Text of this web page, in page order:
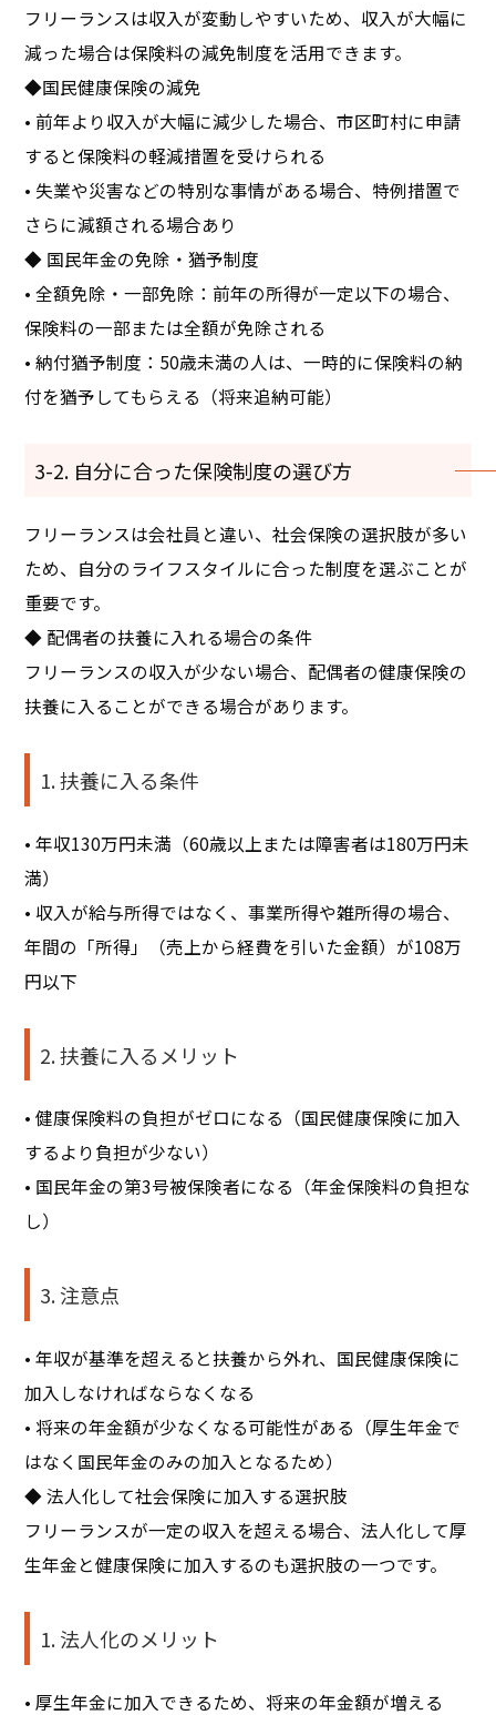
フリーランスは収入が変動しやすいため、収入が大幅に
減った場合は保険料の減免制度を活用できます。
◆国民健康保険の減免
• 前年より収入が大幅に減少した場合、市区町村に申請
すると保険料の軽減措置を受けられる
• 失業や災害などの特別な事情がある場合、特例措置で
さらに減額される場合あり
◆ 国民年金の免除・猶予制度
• 全額免除・一部免除：前年の所得が一定以下の場合、
保険料の一部または全額が免除される
• 納付猶予制度：50歳未満の人は、一時的に保険料の納
付を猶予してもらえる（将来追納可能）
3-2. 自分に合った保険制度の選び方
フリーランスは会社員と違い、社会保険の選択肢が多い
ため、自分のライフスタイルに合った制度を選ぶことが
重要です。
◆ 配偶者の扶養に入れる場合の条件
フリーランスの収入が少ない場合、配偶者の健康保険の
扶養に入ることができる場合があります。
1. 扶養に入る条件
• 年収130万円未満（60歳以上または障害者は180万円未
満）
• 収入が給与所得ではなく、事業所得や雑所得の場合、
年間の「所得」（売上から経費を引いた金額）が108万
円以下
2. 扶養に入るメリット
• 健康保険料の負担がゼロになる（国民健康保険に加入
するより負担が少ない）
• 国民年金の第3号被保険者になる（年金保険料の負担な
し）
3. 注意点
• 年収が基準を超えると扶養から外れ、国民健康保険に
加入しなければならなくなる
• 将来の年金額が少なくなる可能性がある（厚生年金で
はなく国民年金のみの加入となるため）
◆ 法人化して社会保険に加入する選択肢
フリーランスが一定の収入を超える場合、法人化して厚
生年金と健康保険に加入するのも選択肢の一つです。
1. 法人化のメリット
• 厚生年金に加入できるため、将来の年金額が増える